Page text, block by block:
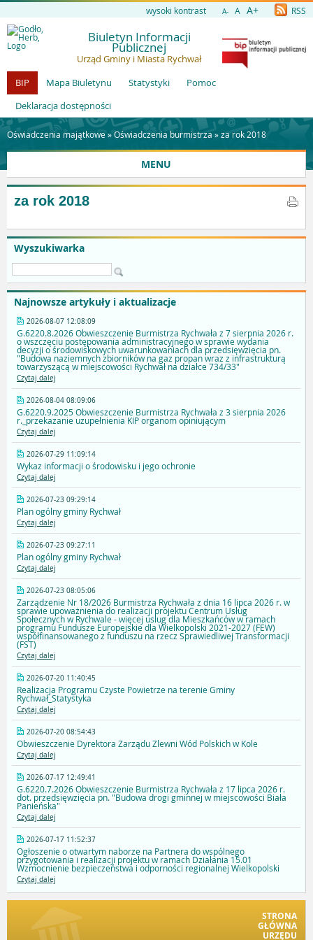
wysoki kontrast A- A A+ RSS
Biuletyn Informacji
Publicznej
Urząd Gminy i Miasta Rychwał
BIP
Mapa Biuletynu Statystyki
Pomoc
Deklaracja dostępności
Oświadczenia majątkowe »Oświadczenia burmistrza»za rok 2018
MENU
Wyszukiwarka
Najnowsze artykuły i aktualizacje
2026-08-07 12:08:09
G.6220.8.2026 Obwieszczenie Burmistrza Rychwała z 7 sierpnia 2026 r.
o wszczęciu postępowania administracyjnego w sprawie wydania
decyzji o środowiskowych uwarunkowaniach dla przedsięwzięcia pn.
"Budowa naziemnych zbiorników na gaz propan wraz z infrastrukturą
towarzyszącą w miejscowości Rychwał na działce 734/33"
Czytaj dalej
2026-08-04 08:09:06
G.6220.9.2025 Obwieszczenie Burmistrza Rychwała z 3 sierpnia 2026
r._przekazanie uzupełnienia KIP organom opiniującym
Czytaj dalej
2026-07-29 11:09:14
Wykaz informacji o środowisku i jego ochronie
Czytaj dalej
2026-07-23 09:29:14
Plan ogólny gminy Rychwał
Czytaj dalej
2026-07-23 09:27:11
Plan ogólny gminy Rychwał
Czytaj dalej
2026-07-23 08:05:06
Zarządzenie Nr 18/2026 Burmistrza Rychwała z dnia 16 lipca 2026 r. w
sprawie upoważnienia do realizacji projektu Centrum Usług
Społecznych w Rychwale - więcej uslug dla Mieszkańców w ramach
programu Fundusze Europejskie dla Wielkopolski 2021-2027 (FEW)
współfinansowanego z funduszu na rzecz Sprawiedliwej Transformacji
(FST)
Czytaj dalej
2026-07-20 11:40:45
Realizacja Programu Czyste Powietrze na terenie Gminy
Rychwał_Statystyka
Czytaj dalej
2026-07-20 08:54:43
Obwieszczenie Dyrektora Zarządu Zlewni Wód Polskich w Kole
Czytaj dalej
2026-07-17 12:49:41
G.6220.7.2026 Obwieszczenie Burmistrza Rychwała z 17 lipca 2026 r.
dot. przedsięwzięcia pn. "Budowa drogi gminnej w miejscowości Biała
Panieńska"
Czytaj dalej
2026-07-17 11:52:37
Ogłoszenie o otwartym naborze na Partnera do wspólnego
przygotowania i realizacji projektu w ramach Działania 15.01
Wzmocnienie bezpieczeństwa i odporności regionalnej Wielkopolski
Czytaj dalej
STRONA
GŁÓWNA
URZĘDU
za rok 2018